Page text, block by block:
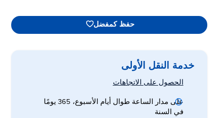
حفظ كمفضل
خدمة النقل الأولى
الحصول على الاتجاهات
على مدار الساعة طوال أيام الأسبوع، 365 يومًا
في السنة